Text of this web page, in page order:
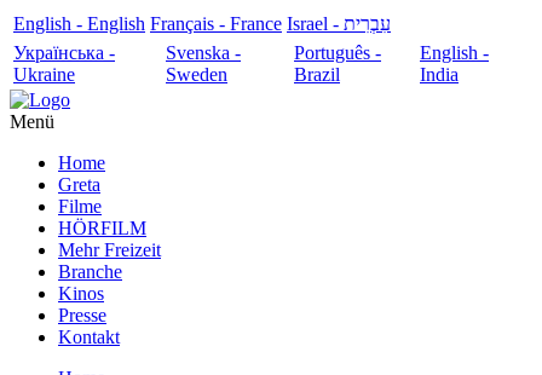
English - English Français - France
עִבְרִית - Israel
Українська -
Ukraine
Svenska -
Sweden
Português -
Brazil
English -
India
Menü
Home
Greta
Filme
HÖRFILM
Mehr Freizeit
Branche
Kinos
Presse
Kontakt